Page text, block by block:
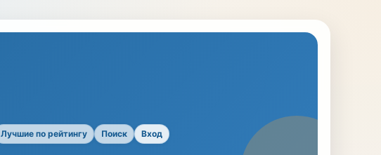
Лучшие по рейтингу Поиск Вход